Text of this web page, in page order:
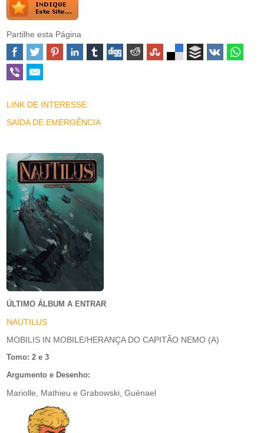
Partilhe esta Página
LINK DE INTERESSE:
SAÍDA DE EMERGÊNCIA
ÚLTIMO ÁLBUM A ENTRAR
NAUTILUS
MOBILIS IN MOBILE/HERANÇA DO CAPITÃO NEMO (A)
Tomo: 2 e 3
Argumento e Desenho:
Mariolle, Mathieu e Grabowski, Guénael